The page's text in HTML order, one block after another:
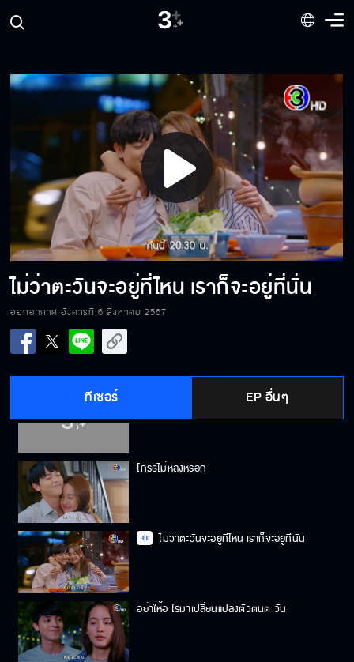
Play
Video
ไม่ว่าตะวันจะอยู่ที่ไหน เราก็จะอยู่ที่นั่น
ออกอากาศ อังคารที่ 6 สิงหาคม 2567
ทีเซอร์ EP อื่นๆ
ความฝันของตะวันเป็นจริงแล้วนะ
นักข่าวภาคสนามคนใหม่
ตะวันดีใจที่เรา 3 คนได้กลับมาเจอกันพร้อมหน้า
เราจะทำตามความฝันไปกับตะวันนะ
โกรธไม่หลงหรอก
ไม่ว่าตะวันจะอยู่ที่ไหน เราก็จะอยู่ที่นั่น
อย่าให้อะไรมาเปลี่ยนแปลงตัวตนตะวัน